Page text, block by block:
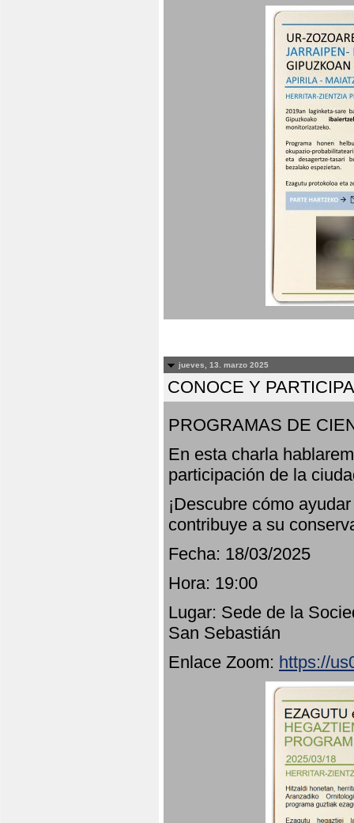
jueves, 13. marzo 2025
CONOCE Y
PROGRAMAS DE
En esta charla
participación de la
¡Descubre cómo
contribuye a su
Fecha: 18/03/2025
Hora: 19:00
Lugar: Sede de la
San Sebastián
Enlace Zoom: https://